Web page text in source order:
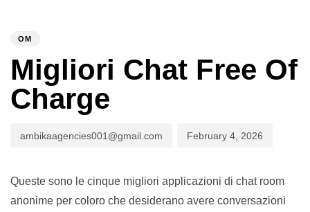
OM
Migliori Chat Free Of
Charge
ambikaagencies001@gmail.com February 4, 2026
Queste sono le cinque migliori applicazioni di chat room
anonime per coloro che desiderano avere conversazioni